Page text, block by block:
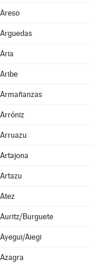
Areso
Arguedas
Aria
Aribe
Armañanzas
Arróniz
Arruazu
Artajona
Artazu
Atez
Auritz/Burguete
Ayegui/Aiegi
Azagra